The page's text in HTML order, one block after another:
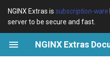
NGINX Extras is subscription-ware
server to be secure and fast.
I
n